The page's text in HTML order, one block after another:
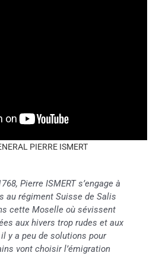
PIERRE ISMERT
Pierre ISMERT s’engage à
au régiment Suisse de Salis
cette Moselle où sévissent
aux hivers trop rudes et aux
y a peu de solutions pour
vont choisir l’émigration